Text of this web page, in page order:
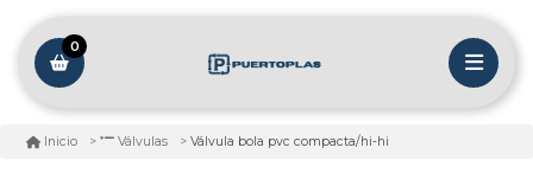
0
Inicio Válvulas Válvula bola pvc compacta/hi-hi